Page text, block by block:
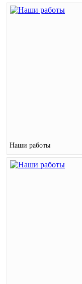
Наши работы